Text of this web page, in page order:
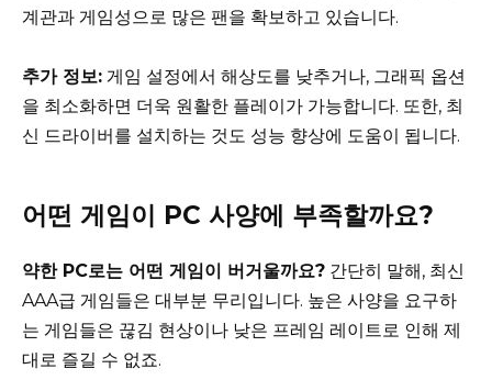
계관과 게임성으로 많은 팬을 확보하고 있습니다.
추가 정보: 게임 설정에서 해상도를 낮추거나, 그래픽 옵션
을 최소화하면 더욱 원활한 플레이가 가능합니다. 또한, 최
신 드라이버를 설치하는 것도 성능 향상에 도움이 됩니다.
어떤 게임이 PC 사양에 부족할까요?
약한 PC로는 어떤 게임이 버거울까요? 간단히 말해, 최신
AAA급 게임들은 대부분 무리입니다. 높은 사양을 요구하
는 게임들은 끊김 현상이나 낮은 프레임 레이트로 인해 제
대로 즐길 수 없죠.